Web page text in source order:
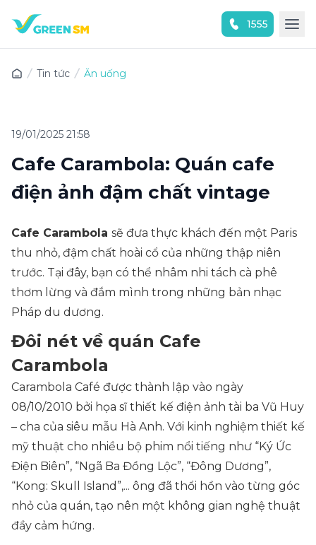
1555
Tin tức Ăn uống
19/01/2025 21:58
Cafe Carambola: Quán cafe
điện ảnh đậm chất vintage
Cafe Carambola sẽ đưa thực khách đến một Paris
thu nhỏ, đậm chất hoài cổ của những thập niên
trước. Tại đây, bạn có thể nhâm nhi tách cà phê
thơm lừng và đắm mình trong những bản nhạc
Pháp du dương.
Đôi nét về quán Cafe
Carambola
Carambola Café được thành lập vào ngày
08/10/2010 bởi họa sĩ thiết kế điện ảnh tài ba Vũ Huy
– cha của siêu mẫu Hà Anh. Với kinh nghiệm thiết kế
mỹ thuật cho nhiều bộ phim nổi tiếng như “Ký Ức
Điện Biên”, “Ngã Ba Đồng Lộc”, “Đông Dương”,
“Kong: Skull Island”,... ông đã thổi hồn vào từng góc
nhỏ của quán, tạo nên một không gian nghệ thuật
đầy cảm hứng.